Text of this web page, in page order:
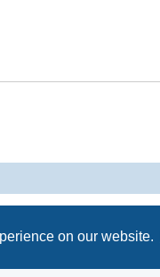
on our website.